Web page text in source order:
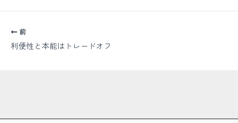
前
利便性と本能はトレードオフ